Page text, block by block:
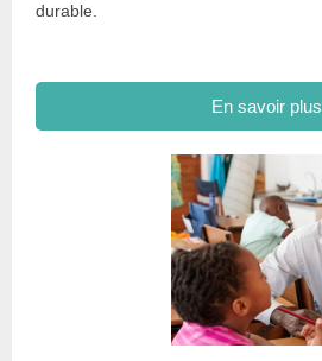
durable.
En savoir plus